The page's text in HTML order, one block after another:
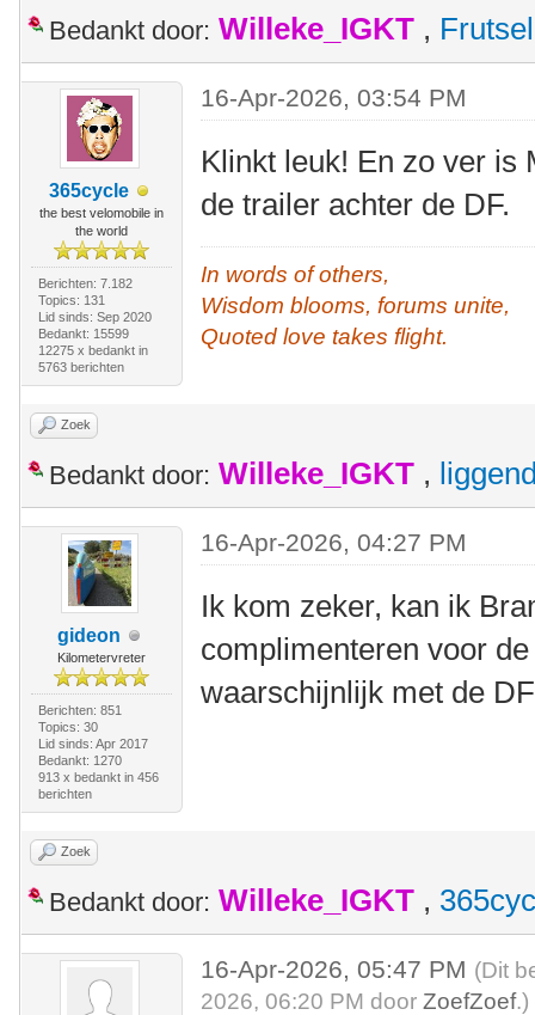
Bedankt door: Willeke_IGKT , Frutsel
365cycle
the best velomobile in
the world
Berichten: 7.182
Topics: 131
Lid sinds: Sep 2020
Bedankt: 15599
12275 x bedankt in
5763 berichten
16-Apr-2026, 03:54 PM
Klinkt leuk! En zo ver is
de trailer achter de DF.
In words of others,
Wisdom blooms, forums unite,
Quoted love takes flight.
Zoek
Bedankt door: Willeke_IGKT ,
gideon
Kilometervreter
Berichten: 851
Topics: 30
Lid sinds: Apr 2017
Bedankt: 1270
913 x bedankt in 456
berichten
16-Apr-2026, 04:27 PM
Ik kom zeker, kan ik
complimenteren voor
waarschijnlijk met de
Zoek
Bedankt door: Willeke_IGKT ,
16-Apr-2026, 05:47 PM (Dit
2026, 06:20 PM doorZoefZoef.)